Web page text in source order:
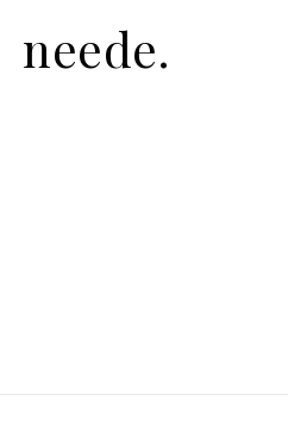
neede.